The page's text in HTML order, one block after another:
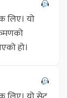
लिए। यो
हो।